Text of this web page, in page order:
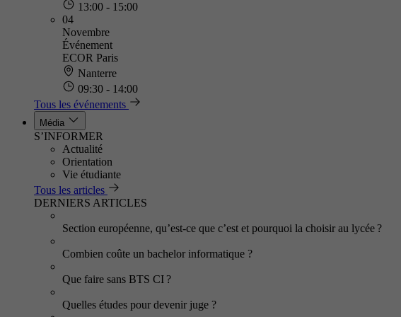
13:00 - 15:00
04
Novembre
Événement
ECOR Paris
Nanterre
09:30 - 14:00
Tous les événements
Média
S’INFORMER
Actualité
Orientation
Vie étudiante
Tous les articles
DERNIERS ARTICLES
Section européenne, qu’est-ce que c’est et pourquoi la choisir au lycée ?
Combien coûte un bachelor informatique ?
Que faire sans BTS CI ?
Quelles études pour devenir juge ?